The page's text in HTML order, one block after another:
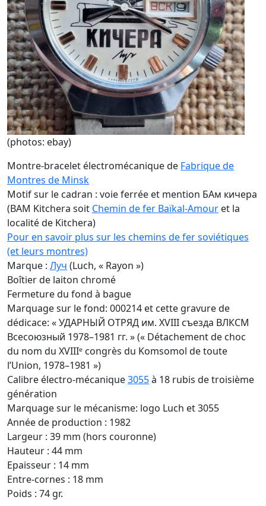
(photos: ebay)
Montre-bracelet électromécanique de Fabrique de
Montres de Minsk
Motif sur le cadran : voie ferrée et mention БАм кичера
(BAM Kitchera soit Chemin de fer Baïkal-Amour et la
localité de Kitchera)
Pour en savoir plus sur les chemins de fer soviétiques
(et leurs montres)
Marque : Луч (Luch, « Rayon »)
Boîtier de laiton chromé
Fermeture du fond à bague
Marquage sur le fond: 000214 et cette gravure de
dédicace: « УДАРНЫЙ ОТРЯД им. XVIII съезда ВЛКСМ
Всесоюзный 1978–1981 гг. » (« Détachement de choc
du nom du XVIIIᵉ congrès du Komsomol de toute
l’Union, 1978–1981 »)
Calibre électro-mécanique3055à 18 rubis de troisième
génération
Marquage sur le mécanisme: logo Luch et 3055
Année de production : 1982
Largeur : 39 mm (hors couronne)
Hauteur : 44 mm
Epaisseur : 14 mm
Entre-cornes : 18 mm
Poids : 74 gr.